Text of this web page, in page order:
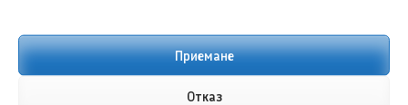
Приемане
Отказ
Хенеси Максимус: Пикап, по-бърз от Ферари F40